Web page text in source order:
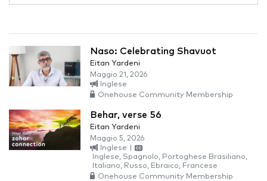
Naso: Celebrating Shavuot
Eitan Yardeni
Maggio 21, 2026
Inglese
Onehouse Community Membership
Behar, verse 56
Eitan Yardeni
Maggio 5, 2026
Inglese
Inglese, Spagnolo, Portoghese Brasiliano,
Italiano, Russo, Ebraico, Francese
Onehouse Community Membership